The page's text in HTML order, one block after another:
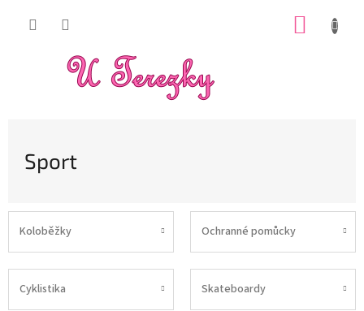
Sport
Koloběžky Ochranné pomůcky
Cyklistika Skateboardy